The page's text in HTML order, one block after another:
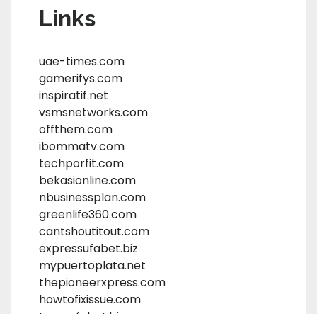
Links
uae-times.com
gamerifys.com
inspiratif.net
vsmsnetworks.com
offthem.com
ibommatv.com
techporfit.com
bekasionline.com
nbusinessplan.com
greenlife360.com
cantshoutitout.com
expressufabet.biz
mypuertoplata.net
thepioneerxpress.com
howtofixissue.com